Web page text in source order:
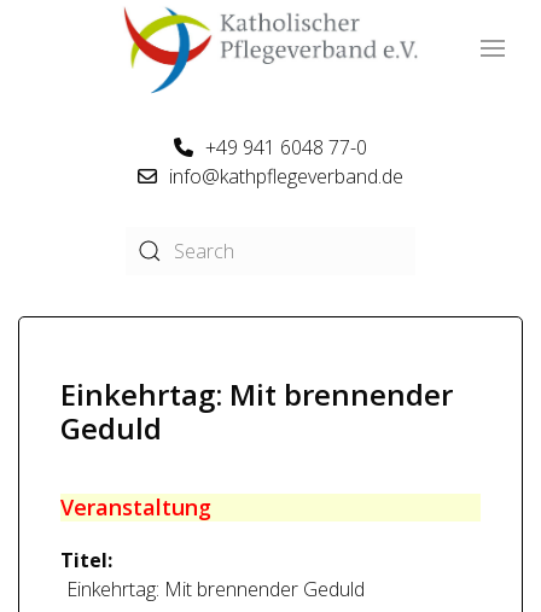
+49 941 6048 77-0
info@kathpflegeverband.de
Einkehrtag: Mit brennender
Geduld
Veranstaltung
Titel:
Einkehrtag: Mit brennender Geduld